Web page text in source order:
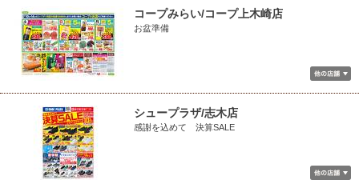
コープみらい/コープ上木崎店
お盆準備
シュープラザ/志木店
感謝を込めて 決算SALE